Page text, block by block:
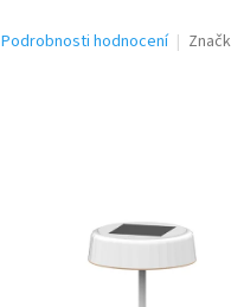
Podrobnosti hodnocení